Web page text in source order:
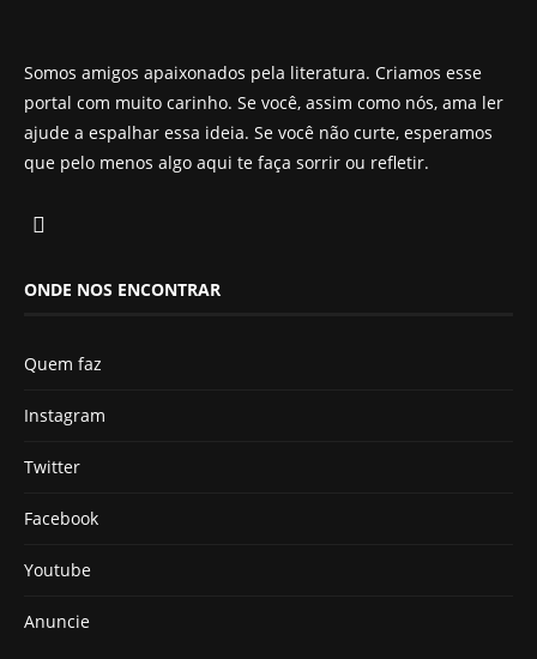
Somos amigos apaixonados pela literatura. Criamos esse
portal com muito carinho. Se você, assim como nós, ama ler
ajude a espalhar essa ideia. Se você não curte, esperamos
que pelo menos algo aqui te faça sorrir ou refletir.
ONDE NOS ENCONTRAR
Quem faz
Instagram
Twitter
Facebook
Youtube
Anuncie